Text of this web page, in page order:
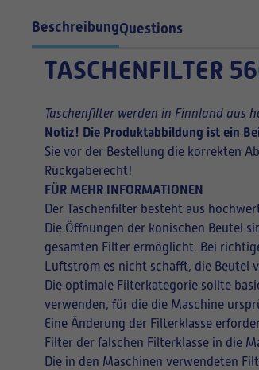
BeschreibungQuestions
TASCHENFILTER
Taschenfilter werden in Finnland aus
Notiz! Die Produktabbildung ist ein
Sie vor der Bestellung die korrekten
Rückgaberecht!
FÜR MEHR INFORMATIONEN
Der Taschenfilter besteht aus
Die Öffnungen der konischen Beutel
gesamten Filter ermöglicht. Bei
Luftstrom es nicht schafft, die Beutel
Die optimale Filterkategorie sollte
verwenden, für die die Maschine
Eine Änderung der Filterklasse
Filter der falschen Filterklasse in die
Die in den Maschinen verwendeten